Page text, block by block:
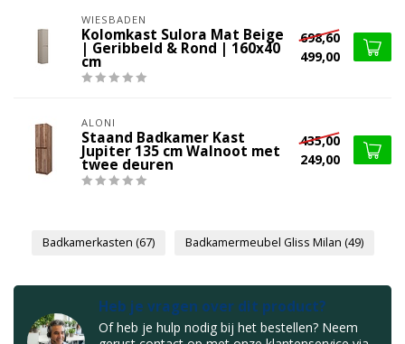
WIESBADEN
Kolomkast Sulora Mat Beige
| Geribbeld & Rond | 160x40
cm
698,60
499,00
ALONI
Staand Badkamer Kast
Jupiter 135 cm Walnoot met
twee deuren
435,00
249,00
Badkamerkasten (67) Badkamermeubel Gliss Milan (49)
Heb je vragen over dit product?
Of heb je hulp nodig bij het bestellen? Neem